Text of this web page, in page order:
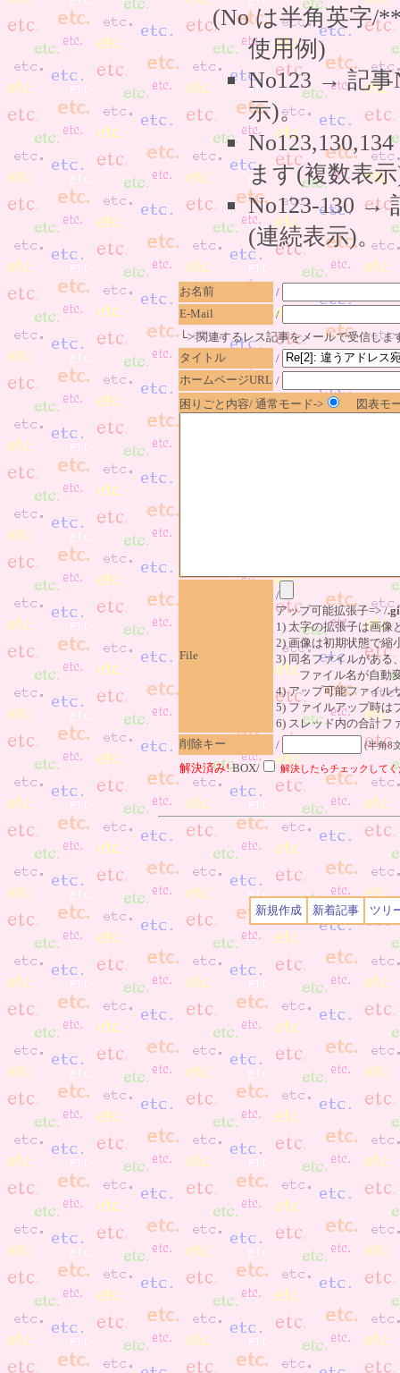
(No は半角英字/
使用例)
No123 → 記事
示)。
ます(複数表
No123-130 →
(連続表示)。
お名前
/
E-Mail
/
└> 関連するレス記事をメールで受信しま
タイトル
/
ホームページURL /
困りごと内容/ 通常モード->
図表モ
File
/
アップ可能拡張子=> /
1) 太字の拡張子は画像
2) 画像は初期状態で縮
3) 同名ファイルがある
ファイル名が自動変
4) アップ可能ファイル
5) ファイルアップ時は
6) スレッド内の合計
削除キー
/ (半角8
解決済み!BOX/ 解決したらチェックして
新規作成 新着記事 ツリ